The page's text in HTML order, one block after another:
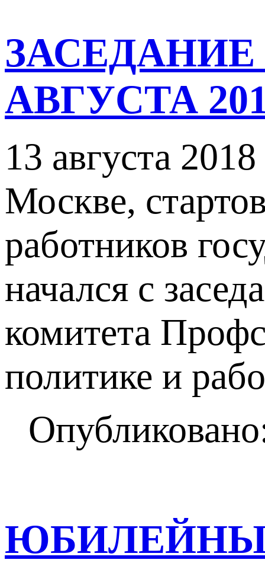
АВГУСТА
13 августа
Москве,
работников
начался с
комитета
политике и